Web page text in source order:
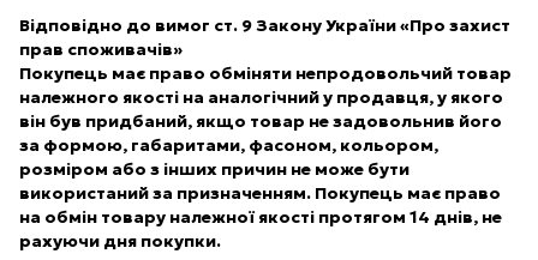
Відповідно до вимог ст. 9 Закону України «Про захист
прав споживачів»
Покупець має право обміняти непродовольчий товар
належного якості на аналогічний у продавця, у якого
він був придбаний, якщо товар не задовольнив його
за формою, габаритами, фасоном, кольором,
розміром або з інших причин не може бути
використаний за призначенням. Покупець має право
на обмін товару належної якості протягом 14 днів, не
рахуючи дня покупки.